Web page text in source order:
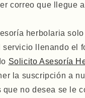
correo que llegue
herbolaria
llenando el
Solicito Asesoría
la suscripción a
no desea se le